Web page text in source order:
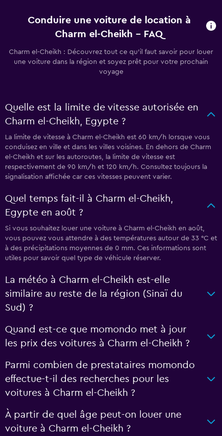
Conduire une voiture de location à
Charm el-Cheikh - FAQ
Charm el-Cheikh : Découvrez tout ce qu’il faut savoir pour louer
une voiture dans la région et soyez prêt pour votre prochain
voyage
Quelle est la limite de vitesse autorisée en
Charm el-Cheikh, Egypte ?
La limite de vitesse à Charm el-Cheikh est 60 km/h lorsque vous
conduisez en ville et dans les villes voisines. En dehors de Charm
el-Cheikh et sur les autoroutes, la limite de vitesse est
respectivement de 90 km/h et 120 km/h. Consultez toujours la
signalisation affichée car ces vitesses peuvent varier.
Quel temps fait-il à Charm el-Cheikh,
Egypte en août ?
Si vous souhaitez louer une voiture à Charm el-Cheikh en août,
vous pouvez vous attendre à des températures autour de 33 °C et
à des précipitations moyennes de 0 mm. Ces informations sont
utiles pour savoir quel type de véhicule réserver.
La météo à Charm el-Cheikh est-elle
similaire au reste de la région (Sinaï du
Sud) ?
Quand est-ce que momondo met à jour
les prix des voitures à Charm el-Cheikh ?
Parmi combien de prestataires momondo
effectue-t-il des recherches pour les
voitures à Charm el-Cheikh ?
À partir de quel âge peut-on louer une
voiture à Charm el-Cheikh ?